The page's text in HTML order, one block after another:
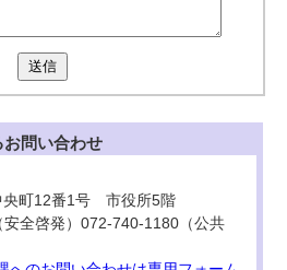
送信
お問い合わせ
町12番1号 市役所5階
全啓発）072-740-1180（公共